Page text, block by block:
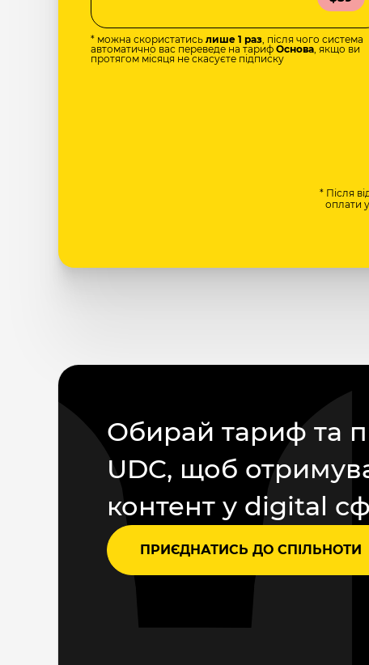
* можна скористатись лише 1 раз, після чого система
автоматично вас переведе на тариф Основа, якщо ви
протягом місяця не скасуєте підписку
* Після
оплати
Обирай тариф та
UDC, щоб
контент у digital
ПРИЄДНАТИСЬ ДО СПІЛЬНОТИ